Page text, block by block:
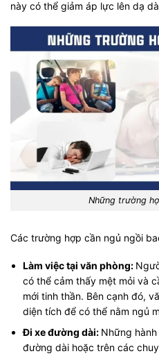
này có thể giảm áp lực lên dạ
Những trường
Các trường hợp cần ngủ ngồi
Làm việc tại văn phòng:
có thể cảm thấy mệt mỏi và
mới tinh thần. Bên cạnh đó,
diện tích để có thể nằm ngủ
Đi xe đường dài: Những
đường dài hoặc trên các